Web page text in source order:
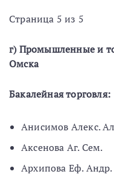
Страница 5 из 5
г)Промышленные и
Омска
Бакалейная торговля:
Анисимов Алекс.
Аксенова Аг. Сем.
Архипова Еф. Андр.